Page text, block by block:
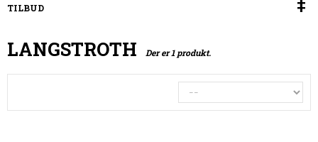
TILBUD
LANGSTROTH Der er 1 produkt.